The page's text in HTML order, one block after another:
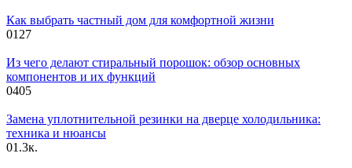
Как выбрать частный дом для комфортной жизни
0127
Из чего делают стиральный порошок: обзор основных
компонентов и их функций
0405
Замена уплотнительной резинки на дверце холодильника:
техника и нюансы
01.3к.